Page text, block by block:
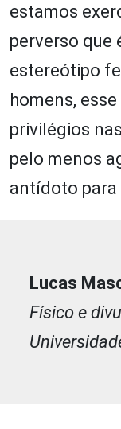
estamos
perverso que
estereótipo
homens,
privilégios
pelo menos
antídoto para
Lucas
Físico e